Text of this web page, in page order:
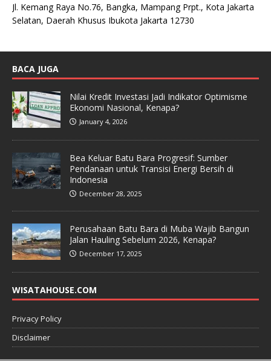
Jl. Kemang Raya No.76, Bangka, Mampang Prpt., Kota Jakarta
Selatan, Daerah Khusus Ibukota Jakarta 12730
BACA JUGA
Nilai Kredit Investasi Jadi Indikator Optimisme
Ekonomi Nasional, Kenapa?
January 4, 2026
Bea Keluar Batu Bara Progresif: Sumber
Pendanaan untuk Transisi Energi Bersih di
Indonesia
December 28, 2025
Perusahaan Batu Bara di Muba Wajib Bangun
Jalan Hauling Sebelum 2026, Kenapa?
December 17, 2025
WISATAHOUSE.COM
Privacy Policy
Disclaimer